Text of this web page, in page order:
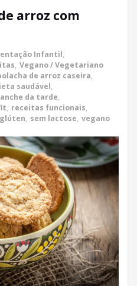
arroz com
Infantil,
, Vegano / Vegetariano
de arroz caseira,
saudável,
da tarde,
, receitas funcionais,
, sem lactose, vegano